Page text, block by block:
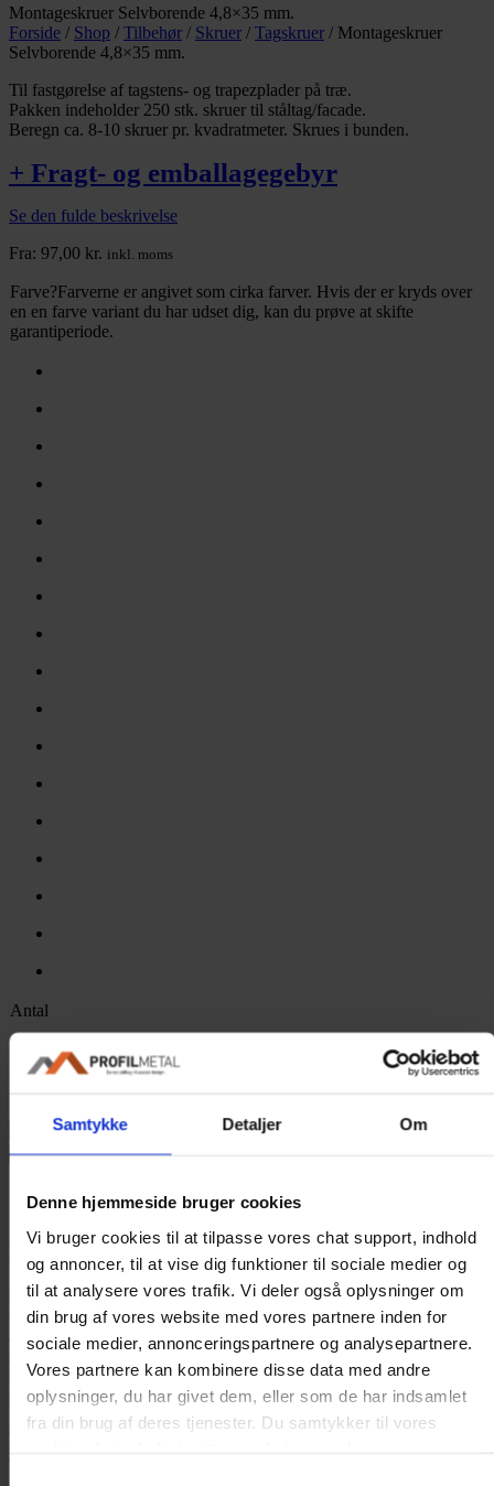
Samtykke Detaljer Om
Denne hjemmeside bruger cookies
Vi bruger cookies til at tilpasse vores chat support, indhold
og annoncer, til at vise dig funktioner til sociale medier og
til at analysere vores trafik. Vi deler også oplysninger om
din brug af vores website med vores partnere inden for
sociale medier, annonceringspartnere og analysepartnere.
Vores partnere kan kombinere disse data med andre
oplysninger, du har givet dem, eller som de har indsamlet
fra din brug af deres tjenester. Du samtykker til vores
Montageskruer Selvborende 4,8×35 mm.
Forside / Shop / Tilbehør / Skruer / Tagskruer / Montageskruer
Selvborende 4,8×35 mm.
Til fastgørelse af tagstens- og trapezplader på træ.
Pakken indeholder 250 stk. skruer til ståltag/facade.
Beregn ca. 8-10 skruer pr. kvadratmeter. Skrues i bunden.
+ Fragt- og emballagegebyr
Se den fulde beskrivelse
Fra: 97,00 kr. inkl. moms
Farve?Farverne er angivet som cirka farver. Hvis der er kryds over
en en farve variant du har udset dig, kan du prøve at skifte
garantiperiode.
Antal
100 stk.
250 stk.
Tilføj til kurv
Beskrivelse
Yderligere information
Produktinformation
Dette er den mest almindelige montageskrue til stålplader. Designet
til at kunne sidde på taget i flere årtier uden at det påvirker evnen til
at fastholde pladen. Man anvender den samme skrue til alle vores
ståltagplader, eneste afvigelse er hvis du ønsker en længere skrue, så
har vi en 60 mm. skrue, et andet tilfælde kan være hvis du skal
montere pladerne på stålåse, så har vi enborskruetil det formål.
Ønsker du i stedet en flad top, kan du overveje voresTX20 4,8×35